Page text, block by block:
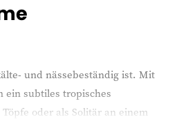
und nässebeständig ist. Mit
subtiles tropisches
oder als Solitär an einem
sich perfekt für alle, die